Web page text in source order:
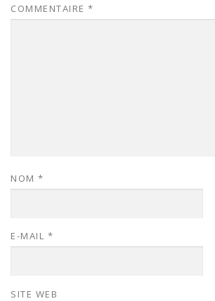
COMMENTAIRE *
NOM *
E-MAIL *
SITE WEB